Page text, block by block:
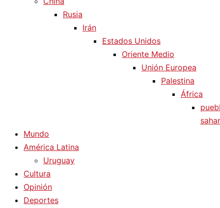
Rusia
Irán
Estados Unidos
Oriente Medio
Unión Europea
Palestina
África
Mundo
América Latina
Uruguay
Cultura
Opinión
Deportes